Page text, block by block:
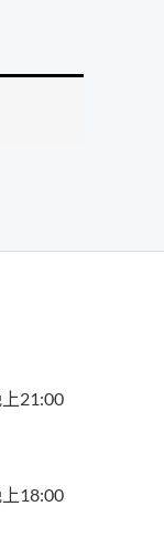
21:00
18:00